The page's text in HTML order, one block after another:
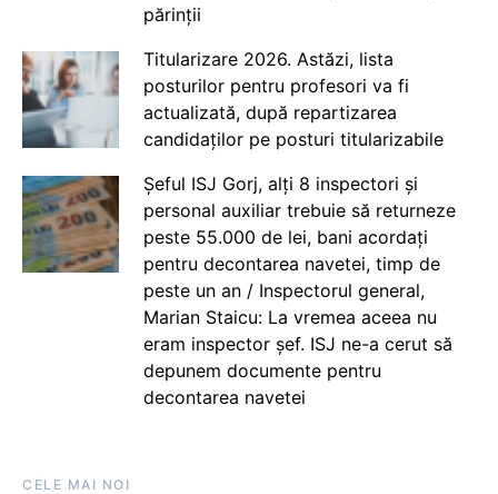
părinții
Titularizare 2026. Astăzi, lista
posturilor pentru profesori va fi
actualizată, după repartizarea
candidaților pe posturi titularizabile
Șeful ISJ Gorj, alți 8 inspectori și
personal auxiliar trebuie să returneze
peste 55.000 de lei, bani acordați
pentru decontarea navetei, timp de
peste un an / Inspectorul general,
Marian Staicu: La vremea aceea nu
eram inspector șef. ISJ ne-a cerut să
depunem documente pentru
decontarea navetei
CELE MAI NOI